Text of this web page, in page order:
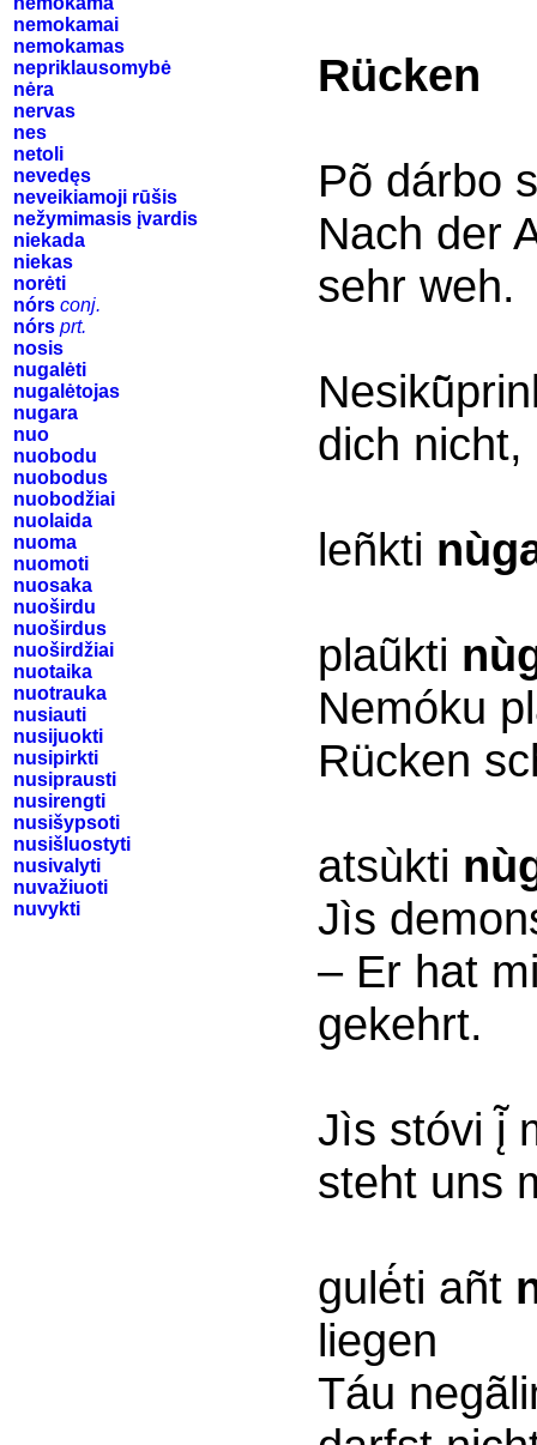
nemokamai
nemokamas
nepriklausomybė
nėra
nervas
nes
netoli
nevedęs
neveikiamoji rūšis
nežymimasis įvardis
niekada
niekas
norėti
nórs conj.
nórs prt.
nosis
nugalėti
nugalėtojas
nugara
nuo
nuobodu
nuobodus
nuobodžiai
nuolaida
nuoma
nuomoti
nuosaka
nuoširdu
nuoširdus
nuoširdžiai
nuotaika
nuotrauka
nusiauti
nusijuokti
nusipirkti
nusiprausti
nusirengti
nusišypsoti
nusišluostyti
nusivalyti
nuvažiuoti
nuvykti
Rücken
Põ dárbo
Nach der
sehr weh.
dich
leñkti
plaũkti
Nemóku
Rücken
atsùkti
Jìs
– Er hat
gekehrt.
Jìs stóvi į̃
steht uns
gulė́ti añt
liegen
Táu